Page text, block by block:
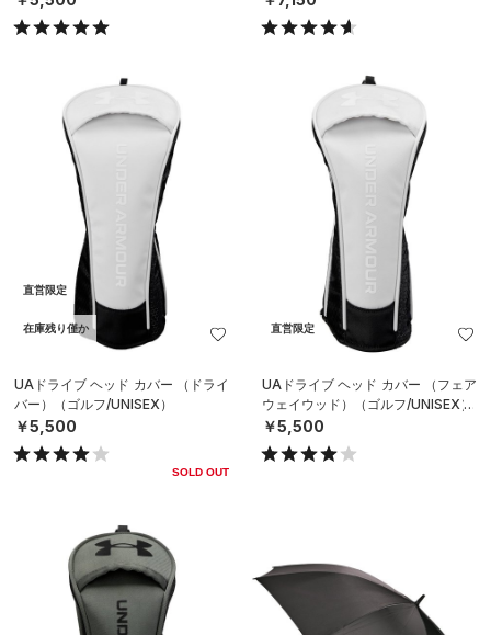
直営限定
在庫残り僅か
UAドライブ ヘッド カバー （ドライ
バー）（ゴルフ/UNISEX）
￥5,500
SOLD OUT
直営限定
UAドライブ ヘッド カバー （フェア
ウェイウッド）（ゴルフ/UNISEX）
￥5,500